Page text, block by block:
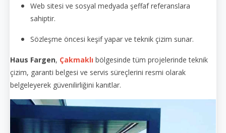
Web sitesi ve sosyal medyada şeffaf referanslara
sahiptir.
Sözleşme öncesi keşif yapar ve teknik çizim sunar.
Haus Fargen, Çakmaklı bölgesinde tüm projelerinde teknik
çizim, garanti belgesi ve servis süreçlerini resmi olarak
belgeleyerek güvenilirliğini kanıtlar.